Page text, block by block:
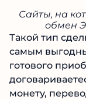
Сайты, на
обмен
Такой тип
самым
готового
монету,